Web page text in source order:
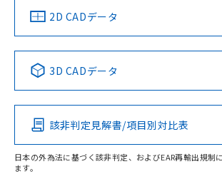
中国 RoHS 注意事項・凡例
Pb Hg Cd
O
2D CADデータ
3D CADデータ
該非判定見解書/項目別対比表
日本の外為法に基づく該非判定、およびEAR再輸出規制
ます。